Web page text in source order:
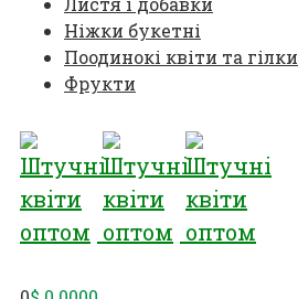
Ніжки букетні
Поодинокі квіти та гілки
Фрукти